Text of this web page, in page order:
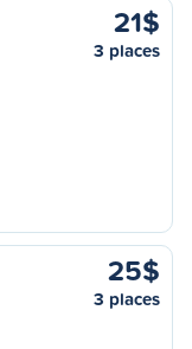
21$
3 places
25$
3 places